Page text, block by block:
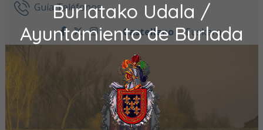
Burlatako Udala /
Ayuntamiento de Burlada
Ir al contenidoGuía Teléfonos
facebook
twitter
instagram
Castellano Euskara